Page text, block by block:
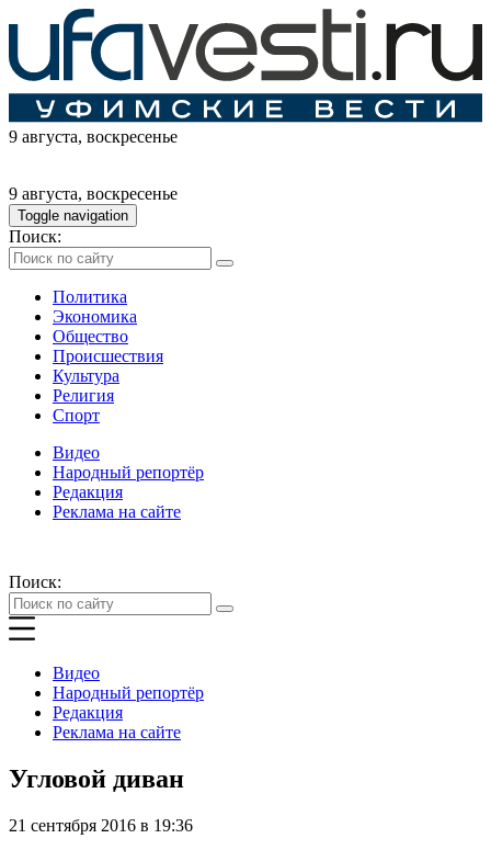
9 августа, воскресенье
9 августа, воскресенье
Toggle navigation
Поиск:
Политика
Экономика
Общество
Происшествия
Культура
Религия
Спорт
Видео
Народный репортёр
Редакция
Реклама на сайте
Поиск:
Видео
Народный репортёр
Редакция
Реклама на сайте
Угловой диван
21 сентября 2016 в 19:36